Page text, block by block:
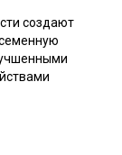
создают